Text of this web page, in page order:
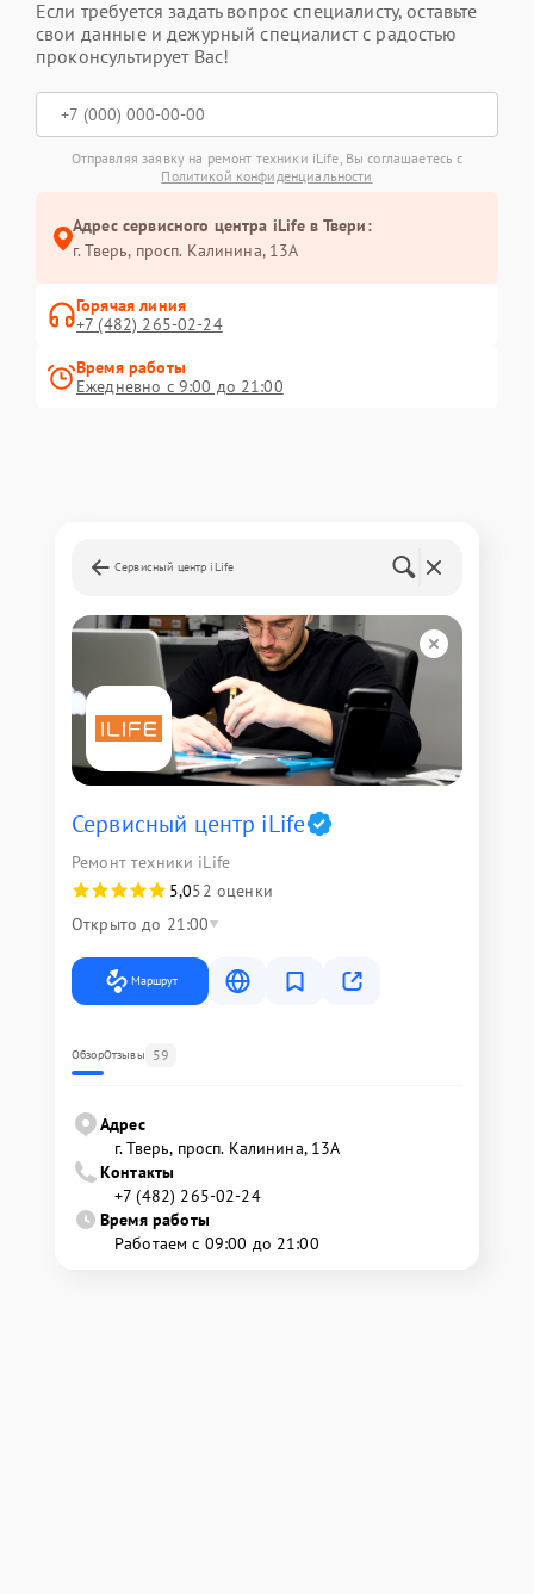
Если требуется задать вопрос специалисту, оставьте
свои данные и дежурный специалист с радостью
проконсультирует Вас!
Отправляя заявку на ремонт техники iLife, Вы соглашаетесь с
Политикой конфиденциальности
Адрес сервисного центра iLife в Твери:
г. Тверь, просп. Калинина, 13А
Горячая линия
+7 (482) 265-02-24
Время работы
Ежедневно с 9:00 до 21:00
Сервисный центр iLife
Сервисный центр iLife
Ремонт техники iLife
5,052 оценки
Открыто до 21:00
Маршрут
ОбзорОтзывы 59
Адрес
г. Тверь, просп. Калинина, 13А
Контакты
+7 (482) 265-02-24
Время работы
Работаем с 09:00 до 21:00